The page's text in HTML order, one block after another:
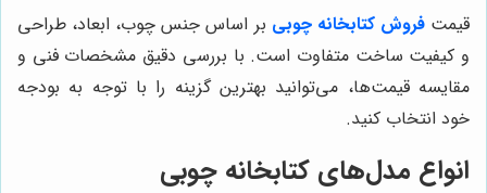
قیمتفروش کتابخانه چوبی بر اساس جنس چوب، ابعاد، طراحی
و کیفیت ساخت متفاوت است. با بررسی دقیق مشخصات فنی و
مقایسه قیمت‌ها، می‌توانید بهترین گزینه را با توجه به بودجه
خود انتخاب کنید.
انواع مدل‌های کتابخانه چوبی